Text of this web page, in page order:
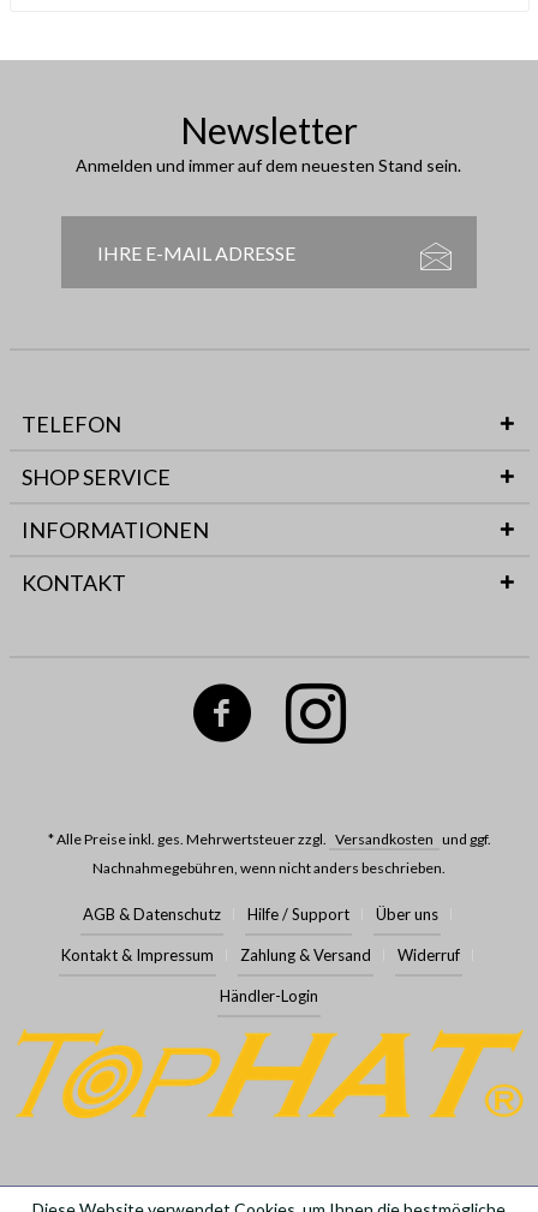
Newsletter
Anmelden und immer auf dem neuesten Stand sein.
TELEFON
SHOP SERVICE
INFORMATIONEN
KONTAKT
* Alle Preise inkl. ges. Mehrwertsteuer zzgl. Versandkosten und ggf.
Nachnahmegebühren, wenn nicht anders beschrieben.
AGB & Datenschutz Hilfe / Support Über uns
Kontakt & Impressum Zahlung & Versand Widerruf
Händler-Login